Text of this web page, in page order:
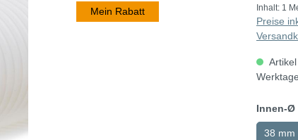
Mein Rabatt Inhalt: 1
Preise
Innen-Ø
38 mm